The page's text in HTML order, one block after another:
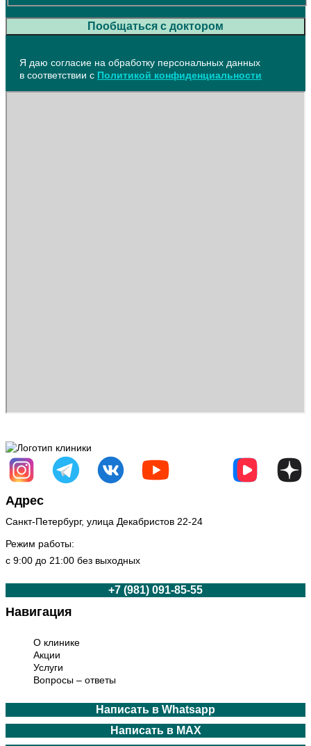
Пообщаться с доктором
Я даю согласие на обработку персональных данных
в соответствии с Политикой конфиденциальности
Санкт-Петербург, улица Декабристов 22-24
Режим работы:
с 9:00 до 21:00 без выходных
+7 (981) 091-85-55
О клинике
Акции
Услуги
Вопросы – ответы
Написать в Whatsapp
Написать в MAX